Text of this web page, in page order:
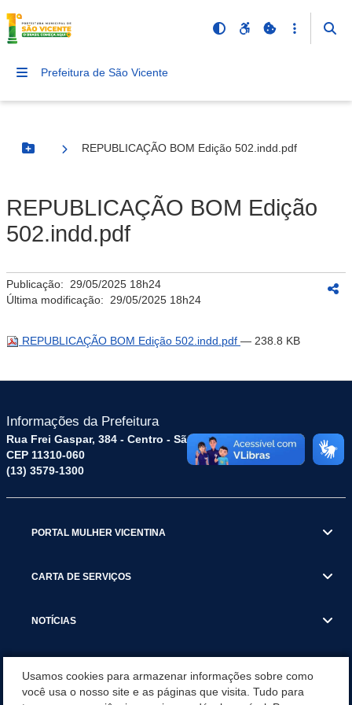
Prefeitura de São Vicente
Botão Menu
REPUBLICAÇÃO BOM Edição 502.indd.pdf
REPUBLICAÇÃO BOM Edição
502.indd.pdf
Publicação: 29/05/2025 18h24
Última modificação: 29/05/2025 18h24
REPUBLICAÇÃO BOM Edição 502.indd.pdf — 238.8 KB
Informações da Prefeitura
Rua Frei Gaspar, 384 - Centro - São Vicente / SP
CEP 11310-060
(13) 3579-1300
PORTAL MULHER VICENTINA
CARTA DE SERVIÇOS
NOTÍCIAS
Usamos cookies para armazenar informações sobre como
você usa o nosso site e as páginas que visita. Tudo para